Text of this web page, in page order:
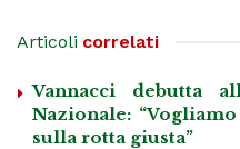
Articoli correlati
Vannacci debutta
Nazionale:
sulla rotta giusta”